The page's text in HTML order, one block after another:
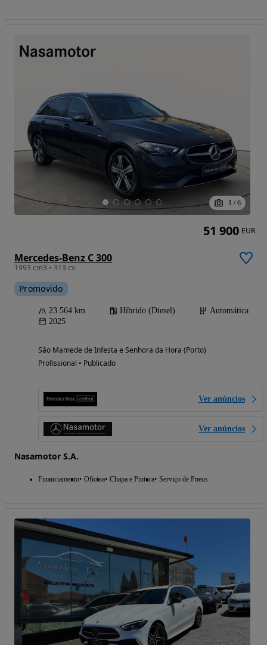
1 / 6
Mercedes-Benz C 300
1993 cm3 • 313 cv
Promovido
23 564 km Híbrido (Diesel)
Automática
2025
São Mamede de Infesta e Senhora da Hora (Porto)
Profissional • Publicado
Ver anúncios
Ver anúncios
Nasamotor S.A.
Financiamento Oficina Chapa e Pintura Serviço de Pneus
51 900 EUR